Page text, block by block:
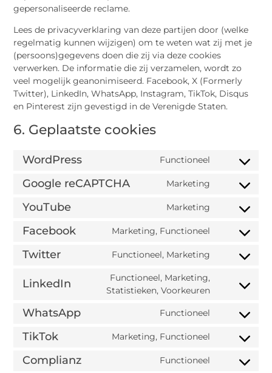
gepersonaliseerde reclame.
Lees de privacyverklaring van deze partijen door (welke
regelmatig kunnen wijzigen) om te weten wat zij met je
(persoons)gegevens doen die zij via deze cookies
verwerken. De informatie die zij verzamelen, wordt zo
veel mogelijk geanonimiseerd. Facebook, X (Formerly
Twitter), LinkedIn, WhatsApp, Instagram, TikTok, Disqus
en Pinterest zijn gevestigd in de Verenigde Staten.
6. Geplaatste cookies
WordPress Functioneel
Google reCAPTCHA Marketing
YouTube Marketing
Facebook Marketing, Functioneel
Twitter Functioneel, Marketing
LinkedIn
Functioneel, Marketing,
Statistieken, Voorkeuren
WhatsApp Functioneel
TikTok Marketing, Functioneel
Complianz Functioneel